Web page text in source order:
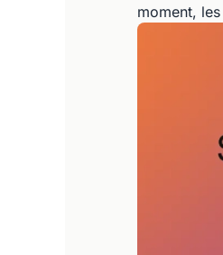
moment,